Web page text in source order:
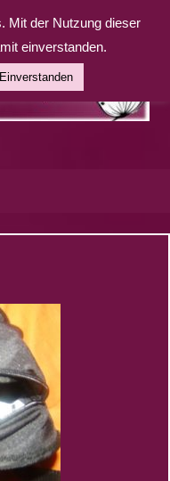
Mit der Nutzung dieser
einverstanden.
Einverstanden